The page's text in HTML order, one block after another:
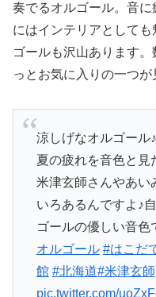
奏でるオルゴール。音
にはインテリアとして
ゴールも沢山あります
っとお気に入りの一つが
涼しげなオルゴール♪
夏の疲れを音色と
米津玄師さんやあい
いろあるんですよ♪
ゴールの優しい音色
オルゴール #はこだ
館 #北海道#米津玄師
pic.twitter.com/